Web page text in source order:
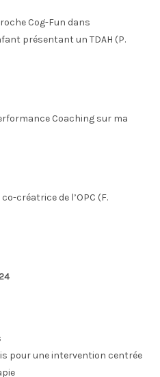
Cog-Fun dans
présentant un TDAH (P.
Coaching sur ma
créatrice de l’OPC (F.
pour une intervention centrée